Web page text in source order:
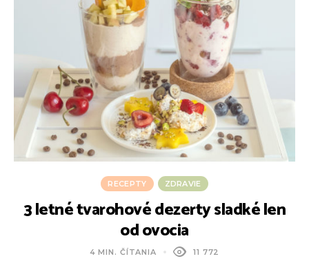
RECEPTY ZDRAVIE
3 letné tvarohové dezerty sladké len
od ovocia
4 MIN. ČÍTANIA 11 772